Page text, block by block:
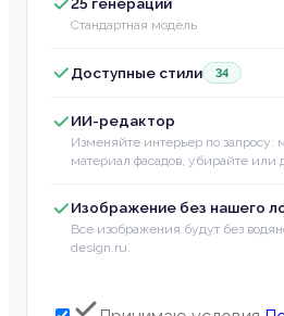
25 генераций
Стандартная модель
Доступные стили 34
ИИ-редактор
Изменяйте интерьер по запросу:
материал фасадов, убирайте или
Изображение без нашего
Все изображения будут без
design.ru.